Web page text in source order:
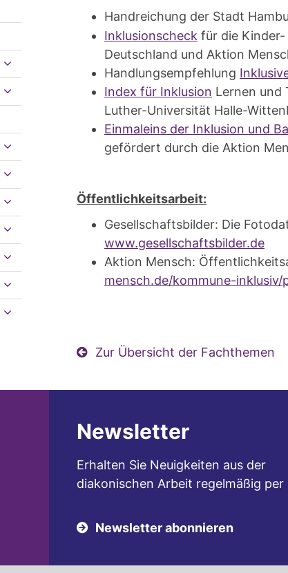
Handreichung der Stadt
Inklusionscheck für die Kinder-
Deutschland und Aktion
Handlungsempfehlung
Index für Inklusion Lernen und
Luther-Universität Halle-
Einmaleins der Inklusion und
gefördert durch die Aktion
Öffentlichkeitsarbeit:
Gesellschaftsbilder: Die
www.gesellschaftsbilder.de
Aktion Mensch:
mensch.de/kommune-
Zur Übersicht der Fachthemen
Newsletter
Erhalten Sie Neuigkeiten aus der
diakonischen Arbeit regelmäßig per
Newsletter abonnieren